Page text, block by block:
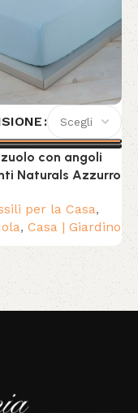
con angoli
Naturals Azzurro
per la Casa,
, Casa | Giardino